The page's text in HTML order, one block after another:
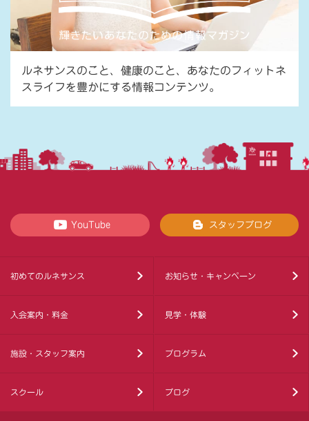
ルネサンスのこと、健康のこと、あなたのフィットネ
スライフを豊かにする情報コンテンツ。
YouTube スタッフブログ
初めてのルネサンス お知らせ・キャンペーン
入会案内・料金 見学・体験
施設・スタッフ案内 プログラム
スクール ブログ